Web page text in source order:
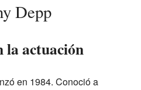
Depp
la actuación
en 1984. Conoció a